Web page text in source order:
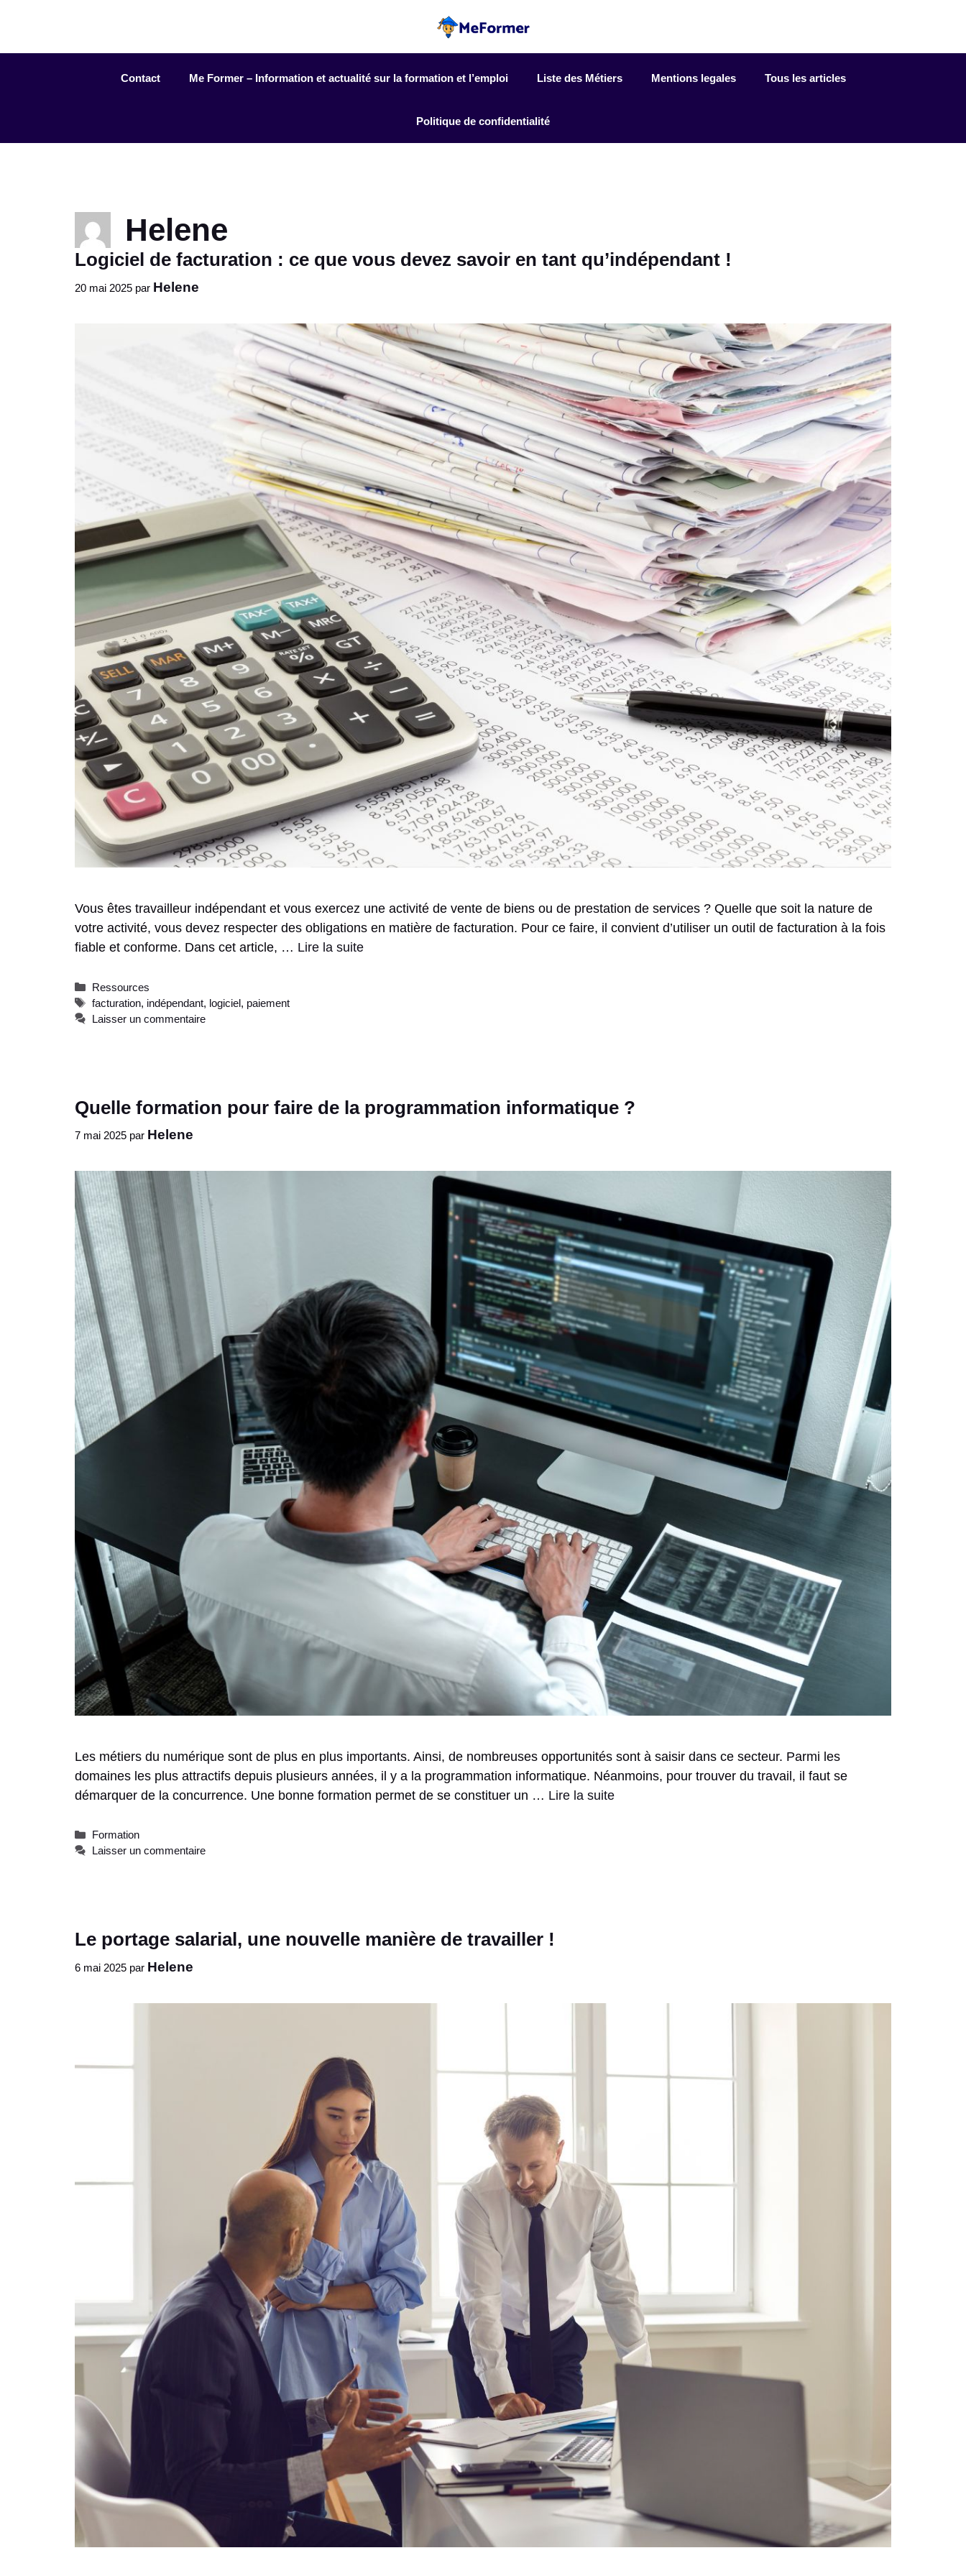
Contact Me Former – Information et actualité sur la formation et l’emploi Liste des Métiers Mentions legales Tous les articles
Politique de confidentialité
Helene
Logiciel de facturation : ce que vous devez savoir en tant qu’indépendant !
20 mai 2025 par Helene
Vous êtes travailleur indépendant et vous exercez une activité de vente de biens ou de prestation de services ? Quelle que soit la nature de
votre activité, vous devez respecter des obligations en matière de facturation. Pour ce faire, il convient d’utiliser un outil de facturation à la fois
fiable et conforme. Dans cet article, … Lire la suite
Catégories
Ressources
Étiquettes
facturation, indépendant, logiciel, paiement
Laisser un commentaire
Quelle formation pour faire de la programmation informatique ?
7 mai 2025 par Helene
Les métiers du numérique sont de plus en plus importants. Ainsi, de nombreuses opportunités sont à saisir dans ce secteur. Parmi les
domaines les plus attractifs depuis plusieurs années, il y a la programmation informatique. Néanmoins, pour trouver du travail, il faut se
démarquer de la concurrence. Une bonne formation permet de se constituer un … Lire la suite
Catégories
Formation
Laisser un commentaire
Le portage salarial, une nouvelle manière de travailler !
6 mai 2025 par Helene